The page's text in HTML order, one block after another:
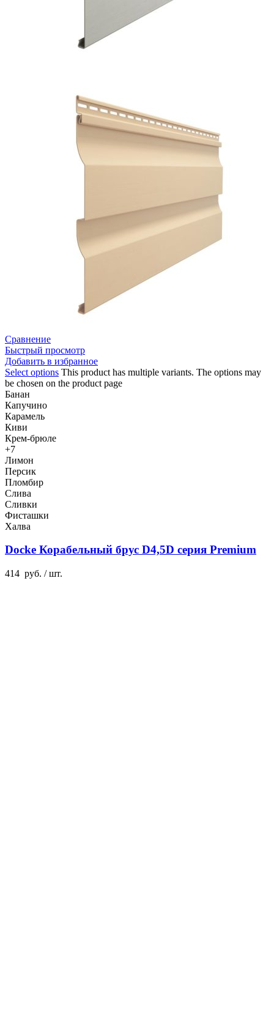
Сравнение
Быстрый просмотр
Добавить в избранное
Select options This product has multiple variants. The options may
be chosen on the product page
Банан
Капучино
Карамель
Киви
Крем-брюле
+7
Лимон
Персик
Пломбир
Слива
Сливки
Фисташки
Халва
Docke Корабельный брус D4,5D серия Premium
414 руб. / шт.